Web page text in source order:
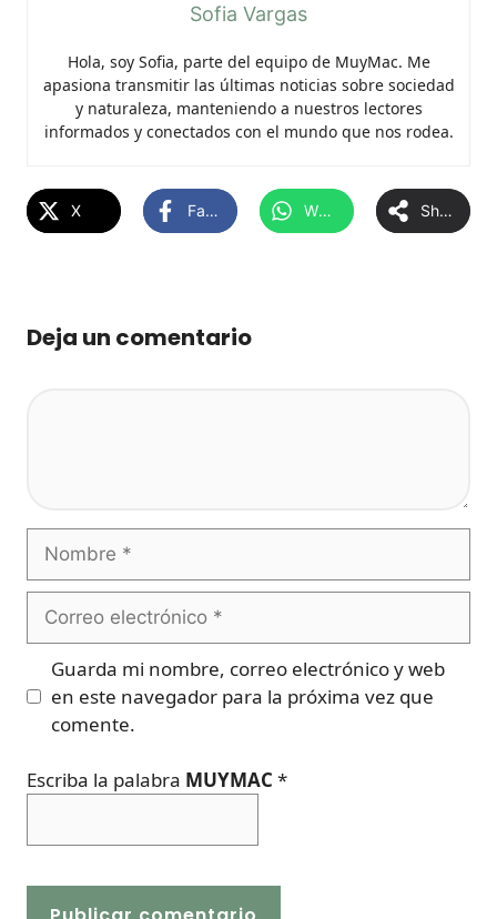
Sofia Vargas
Hola, soy Sofia, parte del equipo de MuyMac. Me
apasiona transmitir las últimas noticias sobre sociedad
y naturaleza, manteniendo a nuestros lectores
informados y conectados con el mundo que nos rodea.
X Facebook WhatsApp Share
Deja un comentario
electrónico
Guarda mi nombre, correo electrónico y web
en este navegador para la próxima vez que
comente.
Escriba la palabra MUYMAC *